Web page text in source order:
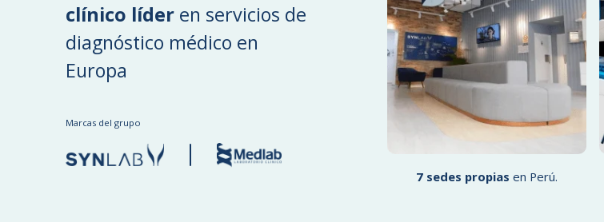
clínico líder en servicios de
diagnóstico médico en
Europa
Marcas del grupo
7 sedes propias en Perú.